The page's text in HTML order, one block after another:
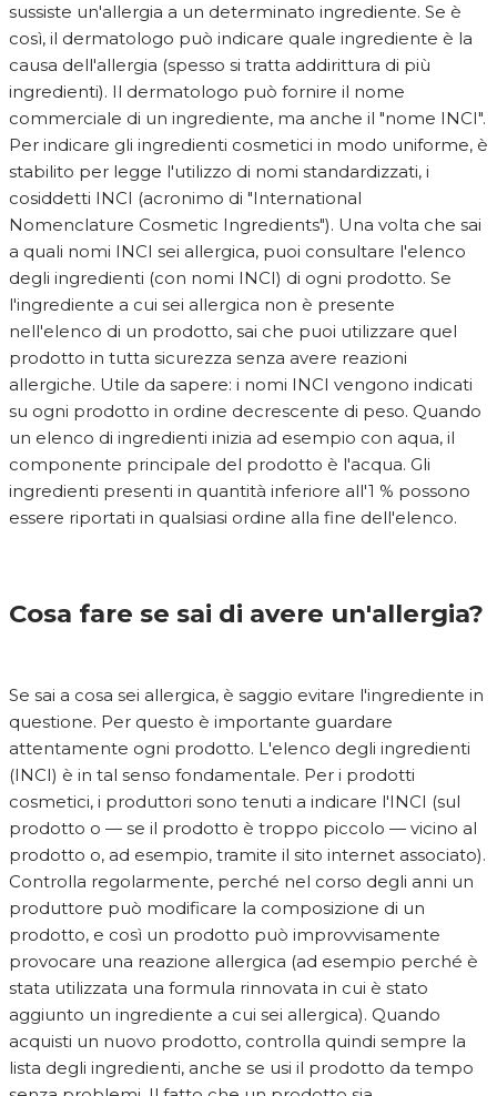
sussiste un'allergia a un determinato ingrediente. Se è
così, il dermatologo può indicare quale ingrediente è la
causa dell'allergia (spesso si tratta addirittura di più
ingredienti). Il dermatologo può fornire il nome
commerciale di un ingrediente, ma anche il "nome INCI".
Per indicare gli ingredienti cosmetici in modo uniforme, è
stabilito per legge l'utilizzo di nomi standardizzati, i
cosiddetti INCI (acronimo di "International
Nomenclature Cosmetic Ingredients"). Una volta che sai
a quali nomi INCI sei allergica, puoi consultare l'elenco
degli ingredienti (con nomi INCI) di ogni prodotto. Se
l'ingrediente a cui sei allergica non è presente
nell'elenco di un prodotto, sai che puoi utilizzare quel
prodotto in tutta sicurezza senza avere reazioni
allergiche. Utile da sapere: i nomi INCI vengono indicati
su ogni prodotto in ordine decrescente di peso. Quando
un elenco di ingredienti inizia ad esempio con aqua, il
componente principale del prodotto è l'acqua. Gli
ingredienti presenti in quantità inferiore all'1 % possono
essere riportati in qualsiasi ordine alla fine dell'elenco.
Cosa fare se sai di avere un'allergia?
Se sai a cosa sei allergica, è saggio evitare l'ingrediente in
questione. Per questo è importante guardare
attentamente ogni prodotto. L'elenco degli ingredienti
(INCI) è in tal senso fondamentale. Per i prodotti
cosmetici, i produttori sono tenuti a indicare l'INCI (sul
prodotto o — se il prodotto è troppo piccolo — vicino al
prodotto o, ad esempio, tramite il sito internet associato).
Controlla regolarmente, perché nel corso degli anni un
produttore può modificare la composizione di un
prodotto, e così un prodotto può improvvisamente
provocare una reazione allergica (ad esempio perché è
stata utilizzata una formula rinnovata in cui è stato
aggiunto un ingrediente a cui sei allergica). Quando
acquisti un nuovo prodotto, controlla quindi sempre la
lista degli ingredienti, anche se usi il prodotto da tempo